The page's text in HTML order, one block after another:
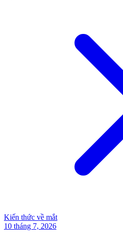
Kiến thức về mắt
10 tháng 7, 2026